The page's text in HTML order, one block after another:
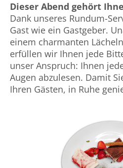
Dieser Abend gehört
Dank unseres Rundum-
Gast wie ein Gast­geber.
einem charmanten
erfüllen wir Ihnen jede
unser Anspruch: Ihnen
Augen ab­zulesen. Damit
Ihren Gästen, in Ruhe